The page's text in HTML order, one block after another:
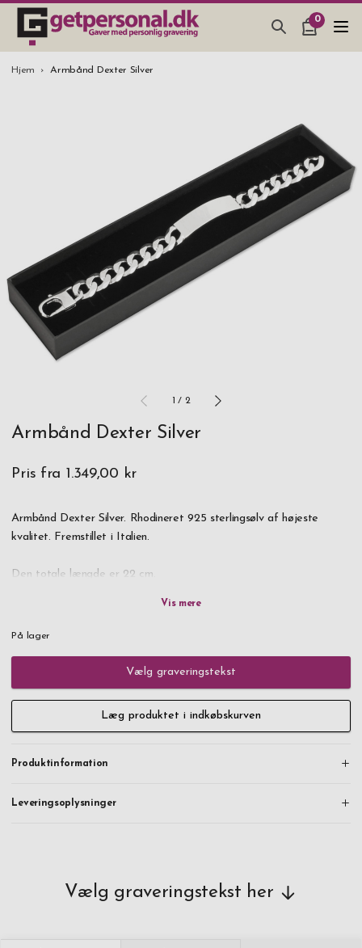
0
GAVEARTIKLAR & TING
STUDENTERGAVE 2026
Hjem Armbånd Dexter Silver
1 / 2
Armbånd Dexter Silver
Pris fra 1.349,00 kr
Armbånd Dexter Silver. Rhodineret 925 sterlingsølv af højeste
kvalitet. Fremstillet i Italien.
Den totale længde er 22 cm.
Dette armbånd kan til enhver tid afkortes, tjek voresguide.
På lager
Vælg graveringstekst
Læg produktet i indkøbskurven
Produktinformation
Leveringsoplysninger
Vælg graveringstekst her